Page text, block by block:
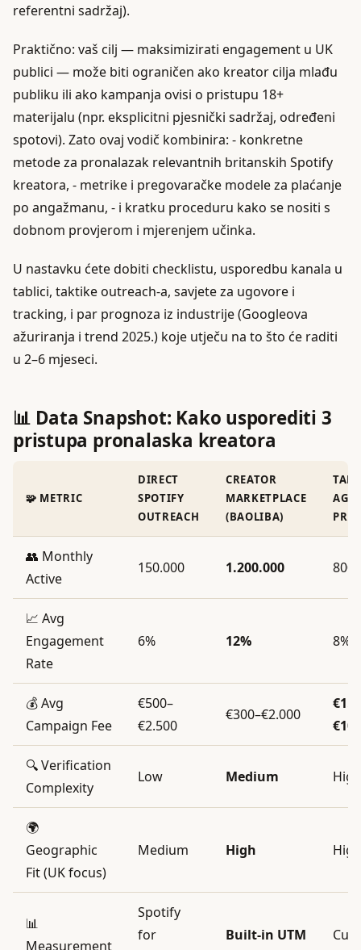
referentni sadržaj).
Praktično: vaš cilj — maksimizirati engagement u UK
publici — može biti ograničen ako kreator cilja mlađu
publiku ili ako kampanja ovisi o pristupu 18+
materijalu (npr. eksplicitni pjesnički sadržaj, određeni
spotovi). Zato ovaj vodič kombinira: - konkretne
metode za pronalazak relevantnih britanskih Spotify
kreatora, - metrike i pregovaračke modele za plaćanje
po angažmanu, - i kratku proceduru kako se nositi s
dobnom provjerom i mjerenjem učinka.
U nastavku ćete dobiti checklistu, usporedbu kanala u
tablici, taktike outreach-a, savjete za ugovore i
tracking, i par prognoza iz industrije (Googleova
ažuriranja i trend 2025.) koje utječu na to što će raditi
u 2–6 mjeseci.
📊 Data Snapshot: Kako usporediti 3
pristupa pronalaska kreatora
🧩 METRIC
DIRECT
SPOTIFY
OUTREACH
CREATOR
MARKETPLACE
(BAOLIBA)
PR
👥 Monthly
Active
150.000 1.200.000
📈 Avg
Engagement
Rate
6% 12% 8%
💰 Avg
Campaign Fee
€500–
€2.500
€300–€2.000
🔍 Verification
Complexity
Low Medium High
🌍
Geographic
Fit (UK focus)
Medium High High
📊
Measurement
Spotify
for
Built-in UTM